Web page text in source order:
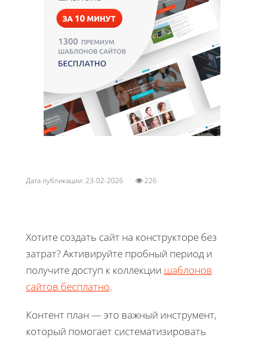
Дата публикации: 23-02-2026 226
Хотите создать сайт на конструкторе без
затрат? Активируйте пробный период и
получите доступ к коллекции шаблонов
сайтов бесплатно.
Контент план — это важный инструмент,
который помогает систематизировать